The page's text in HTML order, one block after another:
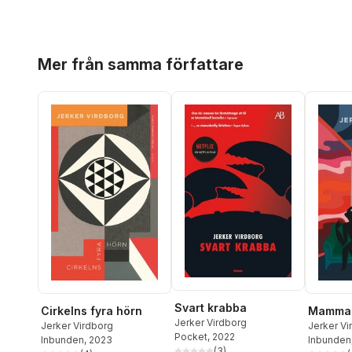
Mer från samma författare
Cirkelns fyra hörn
Jerker Virdborg
Inbunden, 2023
Svart krabba
Jerker Virdborg
Pocket, 2022
Jerker
Inbunden